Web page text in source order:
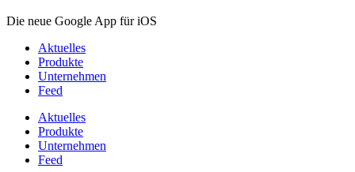
Die neue Google App für iOS
Aktuelles
Produkte
Unternehmen
Feed
Aktuelles
Produkte
Unternehmen
Feed